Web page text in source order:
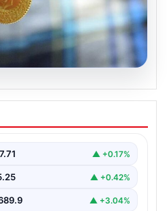
8 Nisan 2026:
rakamlarıyla
yaşanan jeopolitik▲ +0.17%
▲ +0.42%
▲ +3.04%